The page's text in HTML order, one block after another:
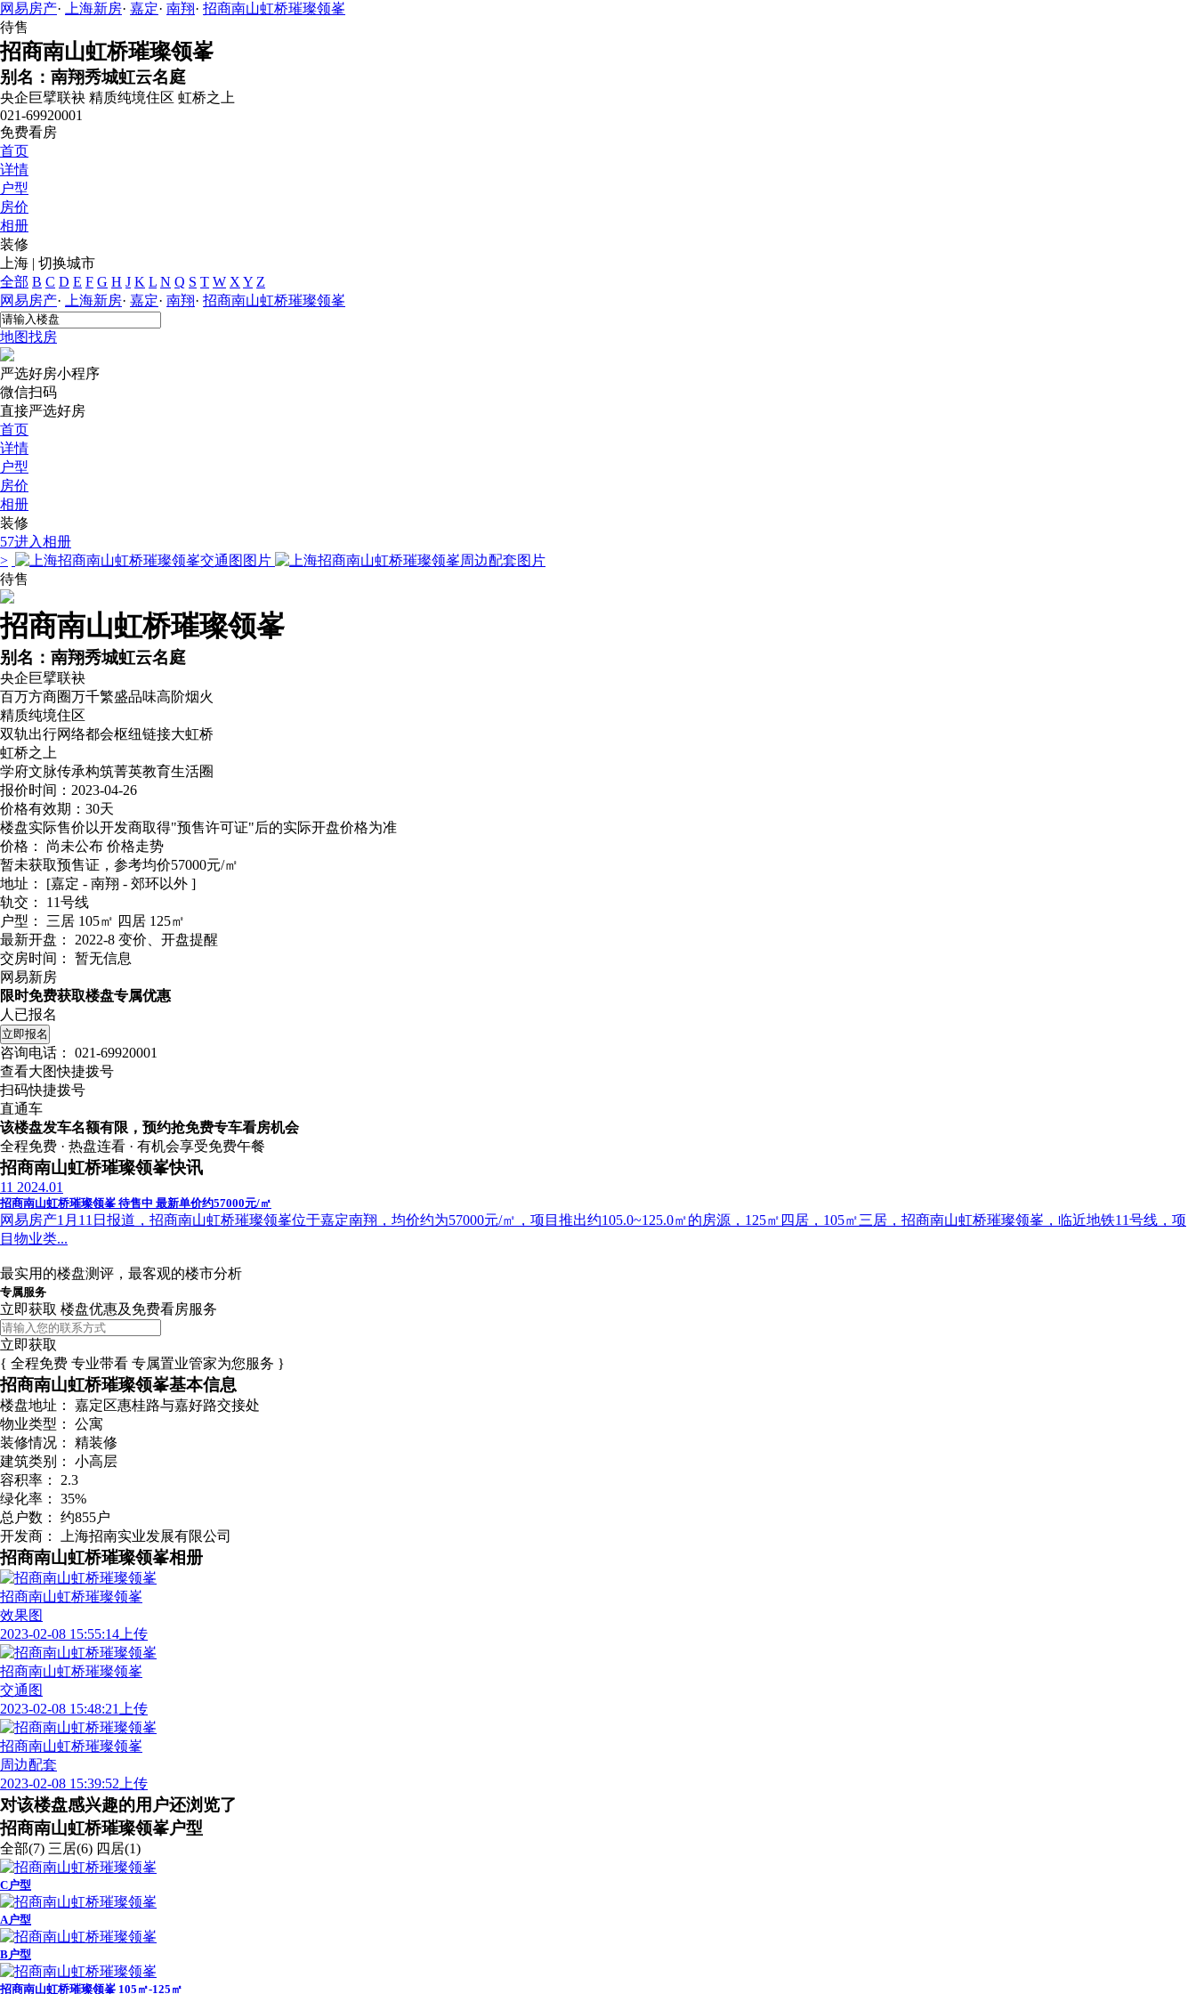
网易房产· 上海新房· 嘉定· 南翔· 招商南山虹桥璀璨领峯
待售
招商南山虹桥璀璨领峯
别名：南翔秀城虹云名庭
央企巨擘联袂 精质纯境住区 虹桥之上
021-69920001
免费看房
首页
详情
户型
房价
相册
装修
上海 | 切换城市
全部 B C D E F G H J K L N Q S T W X Y Z
网易房产· 上海新房· 嘉定· 南翔· 招商南山虹桥璀璨领峯
地图找房
严选好房小程序
微信扫码
直接严选好房
首页
详情
户型
房价
相册
装修
57进入相册
>
待售
招商南山虹桥璀璨领峯
别名：南翔秀城虹云名庭
央企巨擘联袂
百万方商圈万千繁盛品味高阶烟火
精质纯境住区
双轨出行网络都会枢纽链接大虹桥
虹桥之上
学府文脉传承构筑菁英教育生活圈
报价时间：2023-04-26
价格有效期：30天
楼盘实际售价以开发商取得"预售许可证"后的实际开盘价格为准
价格：
尚未公布 价格走势
暂未获取预售证，参考均价57000元/㎡
地址：
[嘉定 - 南翔 - 郊环以外 ]
轨交：
11号线
户型：
三居 105㎡ 四居 125㎡
最新开盘：
2022-8 变价、开盘提醒
交房时间：
暂无信息
网易新房
限时免费获取楼盘专属优惠
人已报名
立即报名
咨询电话：
021-69920001
查看大图快捷拨号
扫码快捷拨号
直通车
该楼盘发车名额有限，预约抢免费专车看房机会
全程免费 · 热盘连看 · 有机会享受免费午餐
招商南山虹桥璀璨领峯快讯
11 2024.01
招商南山虹桥璀璨领峯 待售中 最新单价约57000元/㎡
网易房产1月11日报道，招商南山虹桥璀璨领峯位于嘉定南翔，均价约为57000元/㎡，项目推出约105.0~125.0㎡的房源，125㎡四居，105㎡三居，招商南山虹桥璀璨领峯，临近地铁11号线，项
目物业类...
最实用的楼盘测评，最客观的楼市分析
专属服务
立即获取 楼盘优惠及免费看房服务
立即获取
{ 全程免费 专业带看 专属置业管家为您服务 }
招商南山虹桥璀璨领峯基本信息
楼盘地址：
嘉定区惠桂路与嘉好路交接处
物业类型：
公寓
装修情况：
精装修
建筑类别：
小高层
容积率：
2.3
绿化率：
35%
总户数：
约855户
开发商：
上海招南实业发展有限公司
招商南山虹桥璀璨领峯相册
招商南山虹桥璀璨领峯
效果图
2023-02-08 15:55:14上传
招商南山虹桥璀璨领峯
交通图
2023-02-08 15:48:21上传
招商南山虹桥璀璨领峯
周边配套
2023-02-08 15:39:52上传
对该楼盘感兴趣的用户还浏览了
招商南山虹桥璀璨领峯户型
全部(7) 三居(6) 四居(1)
C户型
A户型
B户型
招商南山虹桥璀璨领峯 105㎡-125㎡